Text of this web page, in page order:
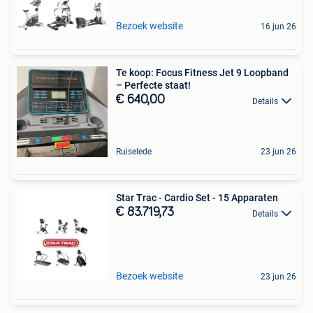
Bezoek website 16 jun 26
Te koop: Focus Fitness Jet 9 Loopband
– Perfecte staat! ‍️
€ 640,00 Details
Ruiselede 23 jun 26
Star Trac - Cardio Set - 15 Apparaten
€ 83.719,73 Details
Bezoek website 23 jun 26